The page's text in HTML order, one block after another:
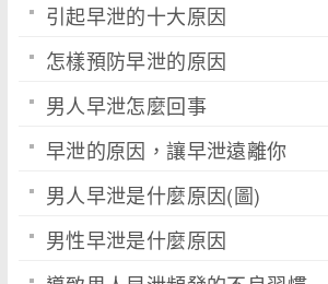
引起早泄的十大原因
怎樣預防早泄的原因
男人早泄怎麼回事
早泄的原因，讓早泄遠離你
男人早泄是什麼原因(圖)
男性早泄是什麼原因